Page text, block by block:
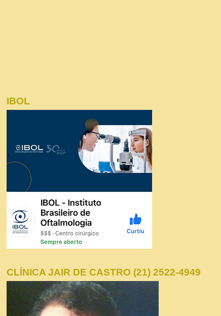
IBOL
CLÍNICA JAIR DE CASTRO (21) 2522-4949